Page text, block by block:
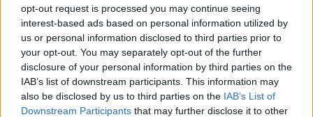
opt-out request is processed you may continue seeing
interest-based ads based on personal information utilized by
us or personal information disclosed to third parties prior to
your opt-out. You may separately opt-out of the further
disclosure of your personal information by third parties on the
IAB’s list of downstream participants. This information may
also be disclosed by us to third parties on the IAB’s List of
Downstream Participants that may further disclose it to other